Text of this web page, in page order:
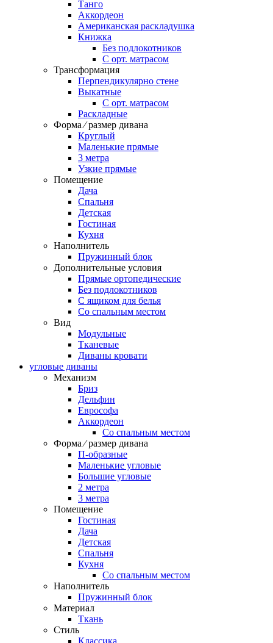
Танго
Аккордеон
Американская раскладушка
Книжка
Без подлокотников
С орт. матрасом
Трансформация
Перпендикулярно стене
Выкатные
С орт. матрасом
Раскладные
Форма ⁄ размер дивана
Круглый
Маленькие прямые
3 метра
Узкие прямые
Помещение
Дача
Спальня
Детская
Гостиная
Кухня
Наполнитель
Пружинный блок
Дополнительные условия
Прямые ортопедические
Без подлокотников
С ящиком для белья
Со спальным местом
Вид
Модульные
Тканевые
Диваны кровати
угловые диваны
Механизм
Бриз
Дельфин
Еврософа
Аккордеон
Со спальным местом
Форма ⁄ размер дивана
П-образные
Маленькие угловые
Большие угловые
2 метра
3 метра
Помещение
Гостиная
Дача
Детская
Спальня
Кухня
Со спальным местом
Наполнитель
Пружинный блок
Материал
Ткань
Стиль